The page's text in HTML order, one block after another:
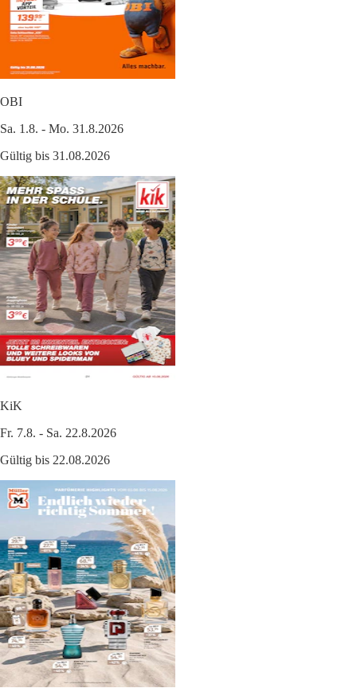
OBI
Sa. 1.8. - Mo. 31.8.2026
Gültig bis 31.08.2026
KiK
Fr. 7.8. - Sa. 22.8.2026
Gültig bis 22.08.2026